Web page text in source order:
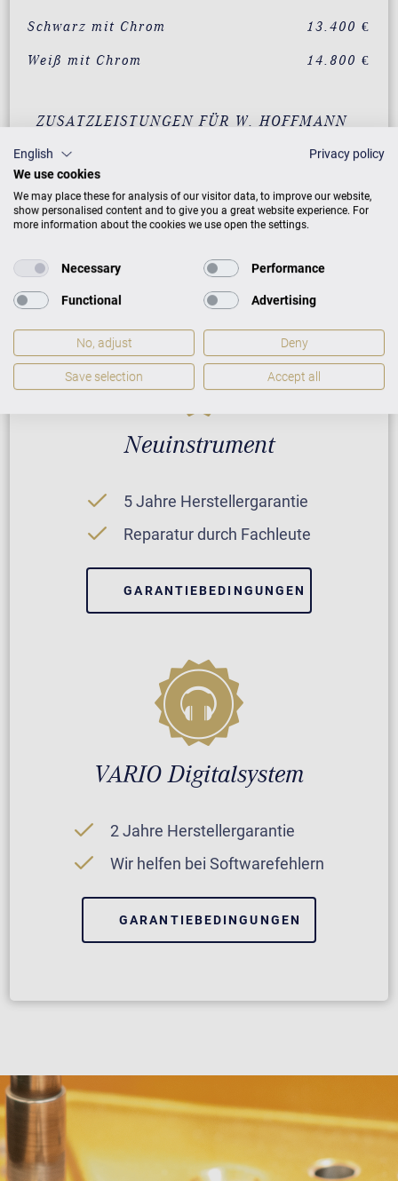
Schwarz mit Chrom 13.400 €
Weiß mit Chrom 14.800 €
ZUSATZLEISTUNGEN FÜR W. HOFFMANN
PREISLISTE HERUNTERLADEN
Neuinstrument
5 Jahre Herstellergarantie
Reparatur durch Fachleute
GARANTIEBEDINGUNGEN
VARIO Digitalsystem
2 Jahre Herstellergarantie
Wir helfen bei Softwarefehlern
GARANTIEBEDINGUNGEN
English
Privacy policy
We use cookies
We may place these for analysis of our visitor data, to improve our website,
show personalised content and to give you a great website experience. For
more information about the cookies we use open the settings.
Necessary Performance
Functional Advertising
No, adjust Deny
Save selection Accept all